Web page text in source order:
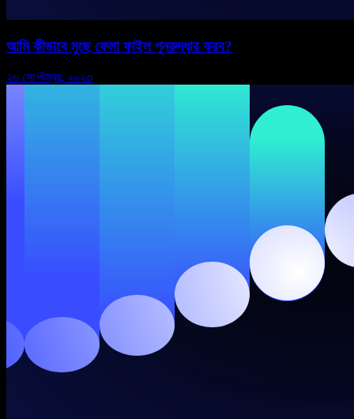
আমি কীভাবে মুছে ফেলা ফাইল পুনরুদ্ধার করব?
২৬ সেপ্টেম্বর, ২০২৩